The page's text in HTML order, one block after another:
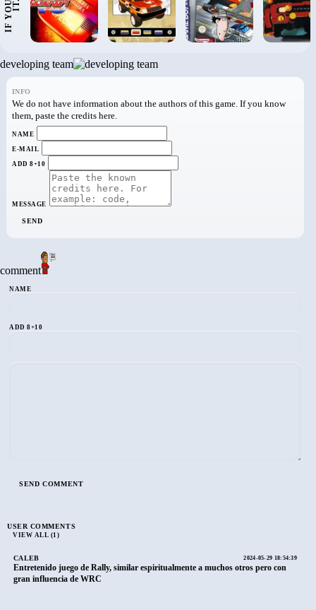
›
developing team
INFO
We do not have information about the authors of this game. If you know
them, paste the credits here.
NAME
E-MAIL
ADD 8+10
MESSAGE
SEND
comment
NAME
ADD 8+10
USER COMMENTS
VIEW ALL (1)
CALEB 2024-05-29 18:54:39
Entretenido juego de Rally, similar espiritualmente a muchos otros pero con
gran influencia de WRC